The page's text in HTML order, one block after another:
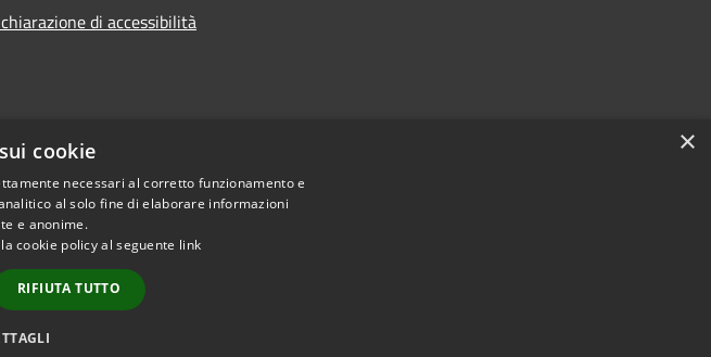
di accessibilità
Copyright © 2026 • Comune di Corvara • Powered by
×
cookie
necessari al corretto funzionamento e
al solo fine di elaborare informazioni
e anonime.
cookie policy al seguente link
RIFIUTA TUTTO